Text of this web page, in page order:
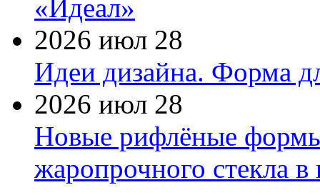
«Идеал»
2026 июл 28
Идеи дизайна. Форма
2026 июл 28
Новые рифлёные формы
жаропрочного стекла